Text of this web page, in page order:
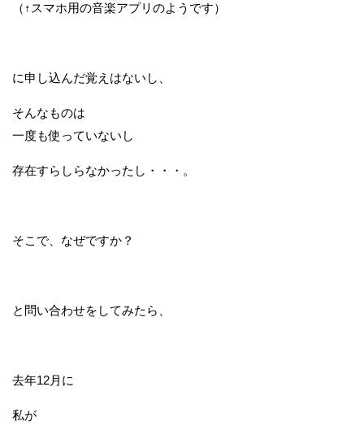
（↑スマホ用の音楽アプリのようです）
に申し込んだ覚えはないし、
そんなものは
一度も使っていないし
存在すらしらなかったし・・・。
そこで、なぜですか？
と問い合わせをしてみたら、
去年12月に
私が